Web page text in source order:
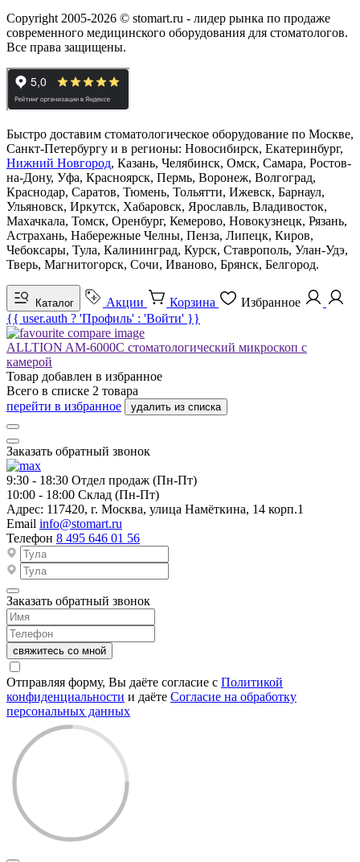
Copyright 2005-2026 © stomart.ru - лидер рынка по продаже
современного медицинского оборудования для стоматологов.
Все права защищены.
Быстро доставим стоматологическое оборудование по Москве,
Санкт-Петербургу и в регионы: Новосибирск, Екатеринбург,
Нижний Новгород, Казань, Челябинск, Омск, Самара, Ростов-
на-Дону, Уфа, Красноярск, Пермь, Воронеж, Волгоград,
Краснодар, Саратов, Тюмень, Тольятти, Ижевск, Барнаул,
Ульяновск, Иркутск, Хабаровск, Ярославль, Владивосток,
Махачкала, Томск, Оренбург, Кемерово, Новокузнецк, Рязань,
Астрахань, Набережные Челны, Пенза, Липецк, Киров,
Чебоксары, Тула, Калининград, Курск, Ставрополь, Улан-Удэ,
Тверь, Магнитогорск, Сочи, Иваново, Брянск, Белгород.
Каталог Акции Корзина
Избранное
{{ user.auth ? 'Профиль' : 'Войти' }}
ALLTION AM-6000C стоматологический микроскоп с
камерой
Товар добавлен в избранное
Всего в списке 2 товара
перейти в избранное
удалить из списка
Заказать обратный звонок
9:30 - 18:30 Отдел продаж (Пн-Пт)
10:00 - 18:00 Склад (Пн-Пт)
Адрес: 117420, г. Москва, улица Намёткина, 14 корп.1
Email info@stomart.ru
Телефон 8 495 646 01 56
Заказать обратный звонок
свяжитесь со мной
Отправляя форму, Вы даёте согласие с Политикой
конфиденциальности и даёте Согласие на обработку
персональных данных